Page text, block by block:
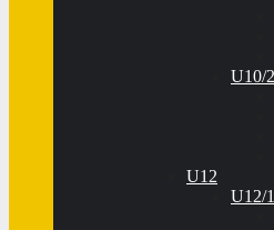
U10/
U12
U12/